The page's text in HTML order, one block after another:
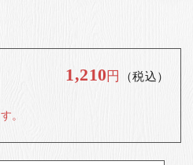
1,210円 （税込）
。